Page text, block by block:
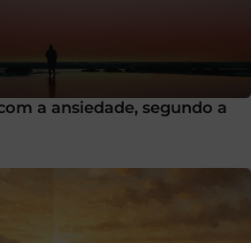
a ansiedade, segundo a